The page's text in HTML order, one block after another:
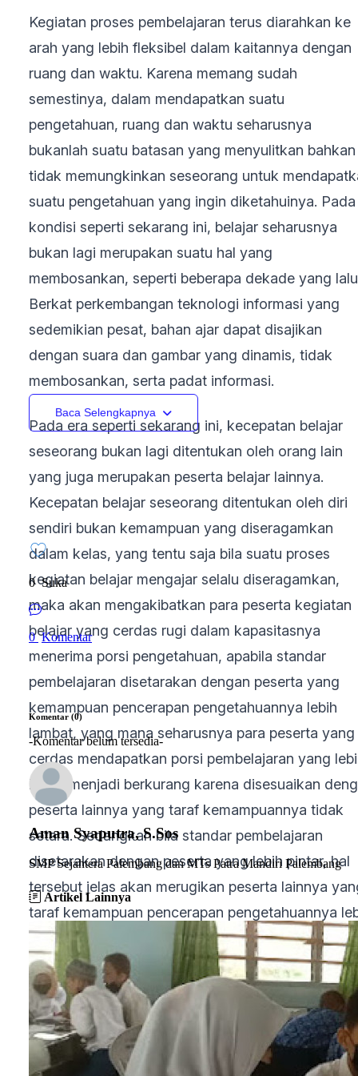
Kegiatan proses pembelajaran terus diarahkan ke
arah yang lebih fleksibel dalam kaitannya dengan
ruang dan waktu. Karena memang sudah
semestinya, dalam mendapatkan suatu
pengetahuan, ruang dan waktu seharusnya
bukanlah suatu batasan yang menyulitkan bahkan
tidak memungkinkan seseorang untuk
suatu pengetahuan yang ingin diketahuinya. Pada
kondisi seperti sekarang ini, belajar seharusnya
bukan lagi merupakan suatu hal yang
membosankan, seperti beberapa dekade yang
Berkat perkembangan teknologi informasi yang
sedemikian pesat, bahan ajar dapat disajikan
dengan suara dan gambar yang dinamis, tidak
membosankan, serta padat informasi.
Pada era seperti sekarang ini, kecepatan belajar
seseorang bukan lagi ditentukan oleh orang lain
yang juga merupakan peserta belajar lainnya.
Kecepatan belajar seseorang ditentukan oleh diri
sendiri bukan kemampuan yang diseragamkan
dalam kelas, yang tentu saja bila suatu proses
kegiatan belajar mengajar selalu diseragamkan,
maka akan mengakibatkan para peserta kegiatan
belajar yang cerdas rugi dalam kapasitasnya
menerima porsi pengetahuan, apabila standar
pembelajaran disetarakan dengan peserta yang
kemampuan pencerapan pengetahuannya lebih
lambat, yang mana seharusnya para peserta yang
cerdas mendapatkan porsi pembelajaran yang
besar menjadi berkurang karena disesuaikan
peserta lainnya yang taraf kemampuannya tidak
setara. Sedangkan bila standar pembelajaran
disetarakan dengan peserta yang lebih pintar, hal
tersebut jelas akan merugikan peserta lainnya
taraf kemampuan pencerapan pengetahuannya
lambat. Ilmu Teknologi (IT) menjawab
ini.
Dengan berpegang pada pernyataan demikian,
dapat ditelusuri bahwa belajar harus
suatu sikap kemampuan belajar secara mandiri,
Baca Selengkapnya
0 Suka
0 Komentar
Komentar (0)
-Komentar belum tersedia-
Aman Syaputra, S.Sos
SMP Sejahtera Palembang dan MTs Patra Mandiri Palembang
Artikel Lainnya